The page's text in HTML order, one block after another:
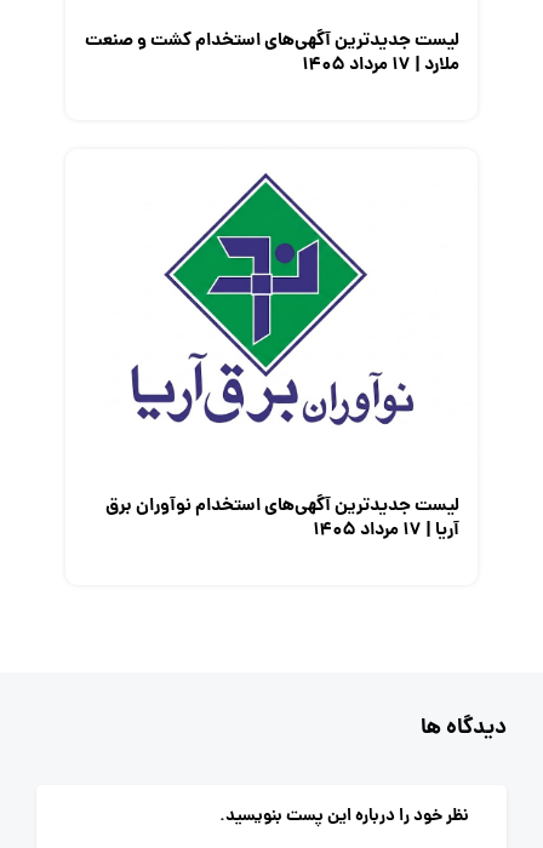
لیست جدیدترین آگهی‌های استخدام کشت و صنعت
ملارد | ۱۷ مرداد ۱۴۰۵
لیست جدیدترین آگهی‌های استخدام نوآوران برق
آریا | ۱۷ مرداد ۱۴۰۵
دیدگاه ها
نظر خود را درباره این پست بنویسید.